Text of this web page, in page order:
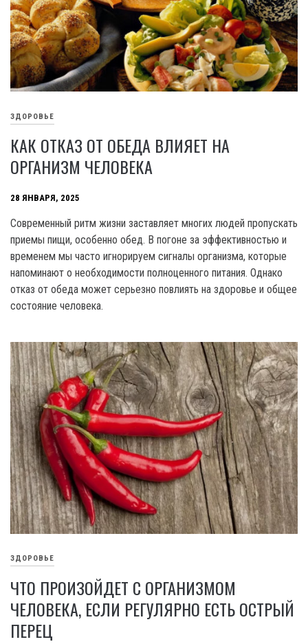
ЗДОРОВЬЕ
КАК ОТКАЗ ОТ ОБЕДА ВЛИЯЕТ НА
ОРГАНИЗМ ЧЕЛОВЕКА
28 ЯНВАРЯ, 2025
Современный ритм жизни заставляет многих людей пропускать
приемы пищи, особенно обед. В погоне за эффективностью и
временем мы часто игнорируем сигналы организма, которые
напоминают о необходимости полноценного питания. Однако
отказ от обеда может серьезно повлиять на здоровье и общее
состояние человека.
ЗДОРОВЬЕ
ЧТО ПРОИЗОЙДЕТ С ОРГАНИЗМОМ
ЧЕЛОВЕКА, ЕСЛИ РЕГУЛЯРНО ЕСТЬ ОСТРЫЙ
ПЕРЕЦ